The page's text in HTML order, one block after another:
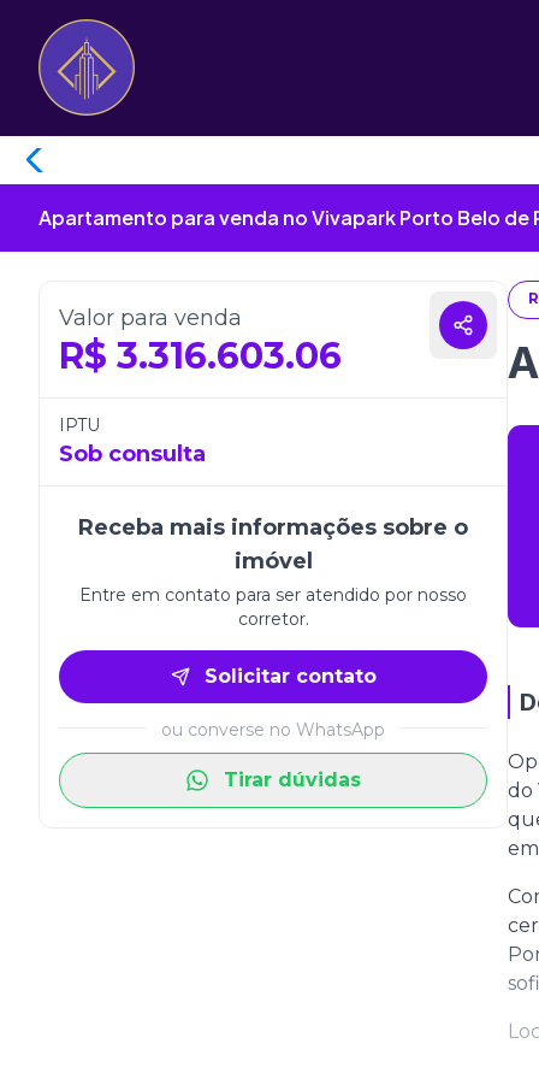
Apartamento para venda no Vivapark Porto Belo de
Valor para venda
R$ 3.316.603.06
IPTU
Sob consulta
Receba mais informações sobre o
imóvel
Entre em contato para ser atendido por nosso
corretor.
Solicitar contato
ou converse no WhatsApp
Tirar dúvidas
do